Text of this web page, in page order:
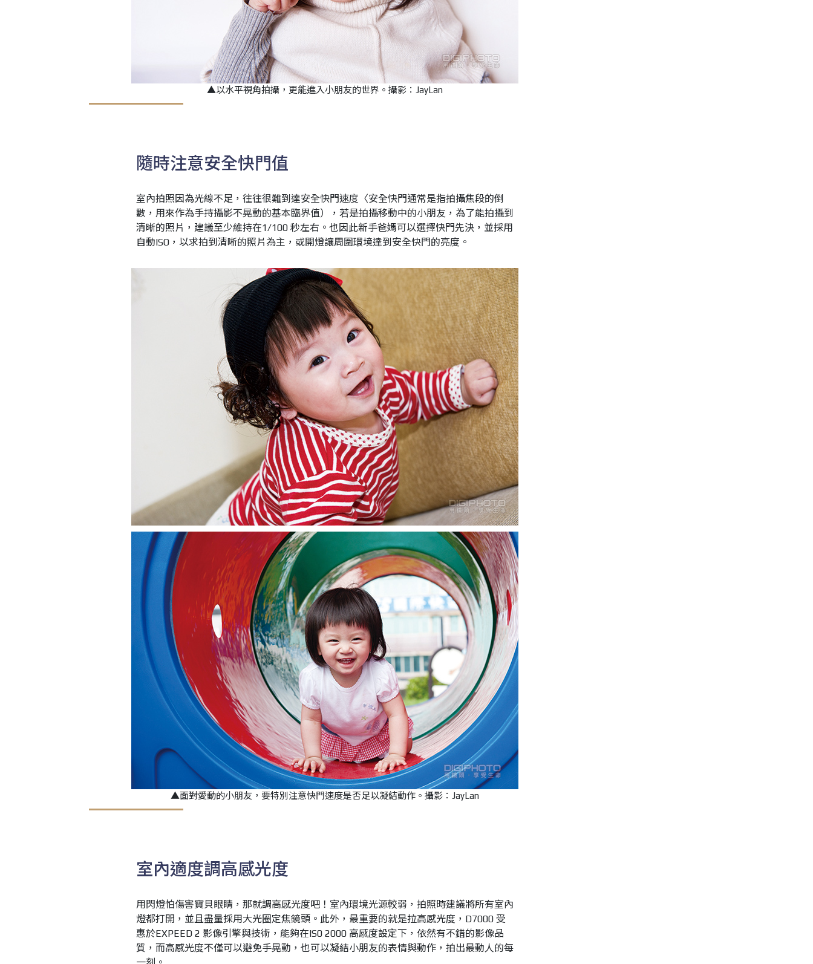
▲以水平視角拍攝，更能進入小朋友的世界。攝影：JayLan
隨時注意安全快門值
室內拍照因為光線不足，往往很難到達安全快門速度〈安全快門通常是指拍攝焦段的倒
數，用來作為手持攝影不晃動的基本臨界值），若是拍攝移動中的小朋友，為了能拍攝到
清晰的照片，建議至少維持在1/100 秒左右。也因此新手爸媽可以選擇快門先決，並採用
自動ISO，以求拍到清晰的照片為主，或開燈讓周圍環境達到安全快門的亮度。
▲面對愛動的小朋友，要特別注意快門速度是否足以凝結動作。攝影：JayLan
室內適度調高感光度
用閃燈怕傷害寶貝眼睛，那就調高感光度吧！室內環境光源較弱，拍照時建議將所有室內
燈都打開，並且盡量採用大光圈定焦鏡頭。此外，最重要的就是拉高感光度，D7000 受
惠於EXPEED 2 影像引擎與技術，能夠在IS0 2000 高感度設定下，依然有不錯的影像品
質，而高感光度不僅可以避免手晃動，也可以凝結小朋友的表情與動作，拍出最動人的每